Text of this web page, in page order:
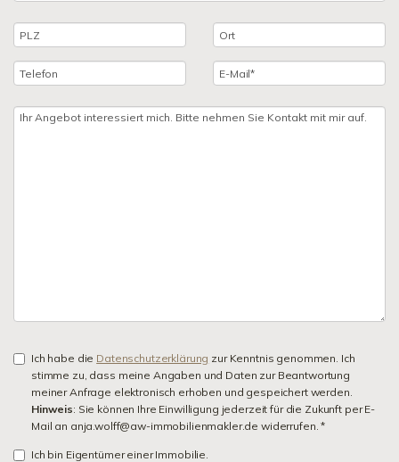
Ich habe die Datenschutzerklärung zur Kenntnis genommen. Ich
stimme zu, dass meine Angaben und Daten zur Beantwortung
meiner Anfrage elektronisch erhoben und gespeichert werden.
Hinweis: Sie können Ihre Einwilligung jederzeit für die Zukunft per E-
Mail an anja.wolff@aw-immobilienmakler.de widerrufen. *
Ich bin Eigentümer einer Immobilie.